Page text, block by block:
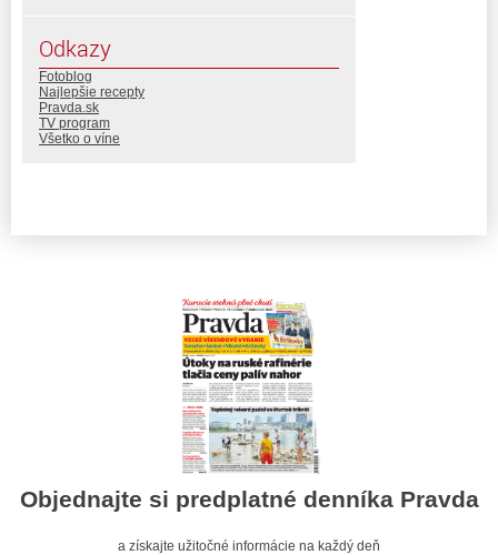
Odkazy
Fotoblog
Najlepšie recepty
Pravda.sk
TV program
Všetko o víne
Objednajte si predplatné denníka Pravda
a získajte užitočné informácie na každý deň